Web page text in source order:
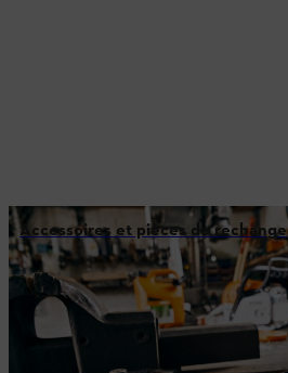
Accessoires et pièces de rechange